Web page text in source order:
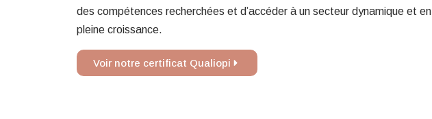
des compétences recherchées et d’accéder à un secteur dynamique et en
pleine croissance.
Voir notre certificat Qualiopi